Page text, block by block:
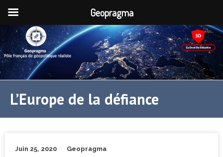
L’Europe de la défiance
Juin 25, 2020
Geopragma
Geopragma